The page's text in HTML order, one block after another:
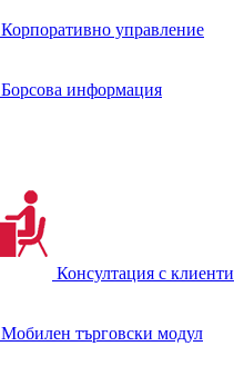
Корпоративно управление
Борсова информация
Консултация с клиенти
Мобилен търговски модул